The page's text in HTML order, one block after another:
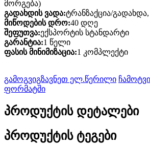
მორგება)
გადახდის ვადა:ტრანზაქცია/
მიწოდების დრო:40 დღე
შეფუთვა:ექსპორტის სტანდარტი
გარანტია:1 წელი
ფასის მინიმიზაცია:1 კომპლექტი
გამოგვიგზავნეთ ელ.წერილი
ფორმატში
პროდუქტის დეტალები
პროდუქტის ტეგები